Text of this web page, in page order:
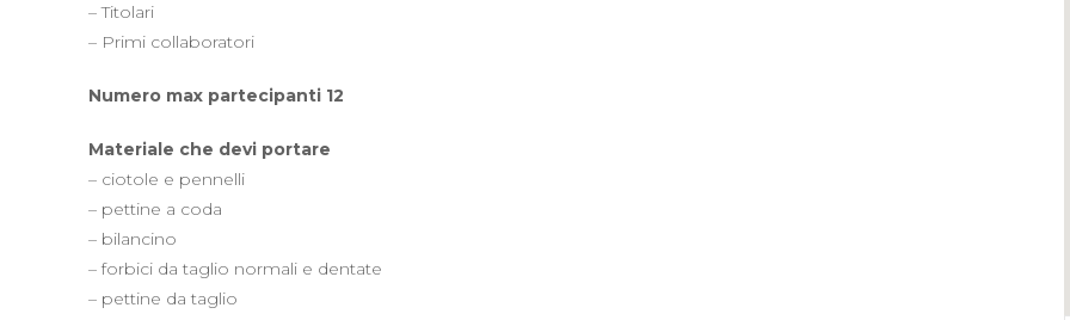
– Titolari
– Primi collaboratori
Numero max partecipanti 12
Materiale che devi portare
– ciotole e pennelli
– pettine a coda
– bilancino
– forbici da taglio normali e dentate
– pettine da taglio